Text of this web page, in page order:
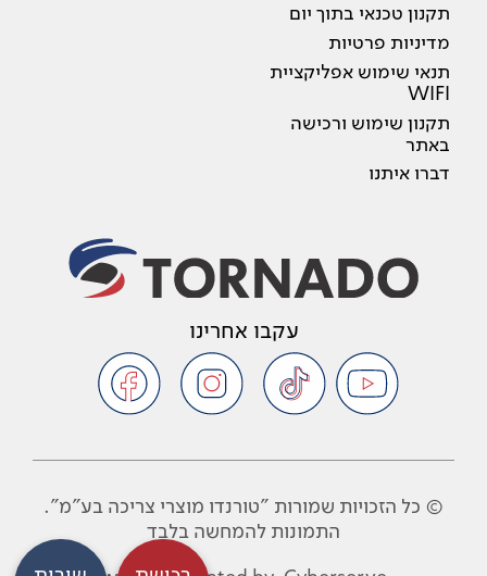
תקנון טכנאי בתוך יום
מדיניות פרטיות
תנאי שימוש אפליקציית
WIFI
תקנון שימוש ורכישה
באתר
דברו איתנו
עקבו אחרינו
© כל הזכויות שמורות "טורנדו מוצרי צריכה בע"מ".
התמונות להמחשה בלבד